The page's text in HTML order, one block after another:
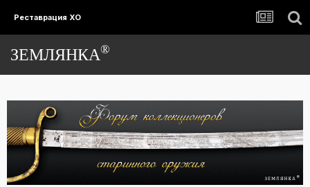
Реставрация ХО
ЗЕМЛЯНКА®